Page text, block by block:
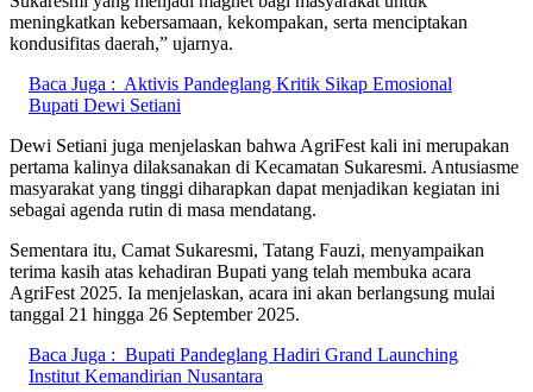
meningkatkan kebersamaan, kekompakan, serta menciptakan
kondusifitas daerah,” ujarnya.
Baca Juga : Aktivis Pandeglang Kritik Sikap Emosional
Bupati Dewi Setiani
Dewi Setiani juga menjelaskan bahwa AgriFest kali ini merupakan
pertama kalinya dilaksanakan di Kecamatan Sukaresmi. Antusiasme
masyarakat yang tinggi diharapkan dapat menjadikan kegiatan ini
sebagai agenda rutin di masa mendatang.
Sementara itu, Camat Sukaresmi, Tatang Fauzi, menyampaikan
terima kasih atas kehadiran Bupati yang telah membuka acara
AgriFest 2025. Ia menjelaskan, acara ini akan berlangsung mulai
tanggal 21 hingga 26 September 2025.
Baca Juga : Bupati Pandeglang Hadiri Grand Launching
Institut Kemandirian Nusantara